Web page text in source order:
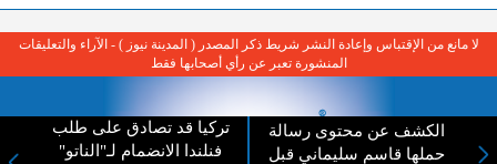
الكشف عن محتوى رسالة
حملها قاسم سليماني قبل
تركيا قد تصادق على طلب
فنلندا الانضمام لـ"الناتو"
لا مانع من الإقتباس وإعادة النشر شريط ذكر المصدر ( المدينة نيوز ) - الآراء والتعليقات
المنشورة تعبر عن رأي أصحابها فقط